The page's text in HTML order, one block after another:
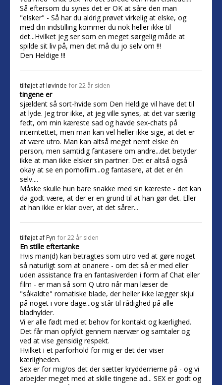
Så eftersom du synes det er OK at såre den man
"elsker" - Så har du aldrig prøvet virkelig at elske, og
med din indstilling kommer du nok heller ikke til
det...Hvilket jeg ser som en meget sørgelig måde at
spilde sit liv på, men det må du jo selv om !!!
Den Heldige !!!
tilføjet af løvinde for 22 år siden
tingene er
sjældent så sort-hvide som Den Heldige vil have det til
at lyde. Jeg tror ikke, at jeg ville synes, at det var særlig
fedt, om min kæreste sad og havde sex-chats på
interntettet, men man kan vel heller ikke sige, at det er
at være utro. Man kan altså meget nemt elske én
person, men samtidig fantasere om andre...det betyder
ikke at man ikke elsker sin partner. Det er altså også
okay at se en pornofilm...og fantasere, at det er én
selv....
Måske skulle hun bare snakke med sin kæreste - det kan
da godt være, at der er en grund til at han gør det. Eller
at han ikke er klar over, at det sårer...
tilføjet af Fyn for 22 år siden
En stille eftertanke
Hvis man(d) kan betragtes som utro ved at gøre noget
så naturligt som at onanere - om det så er med eller
uden assistance fra en fantasiverden i form af Chat eller
film - er man så som Q utro når man læser de
"såkaldte" romatiske blade, der heller ikke lægger skjul
på noget i vore dage...og står til rådighed på alle
bladhylder.
Vi er alle født med et behov for kontakt og kærlighed.
Det får man opfyldt gennem nærvær og samtaler og
ved at vise gensidig respekt.
Hvilket i et parforhold for mig er det der viser
kærligheden.
Sex er for mig/os det der sætter krydderrierne på - og vi
arbejder meget med at skille tingene ad... SEX er godt og